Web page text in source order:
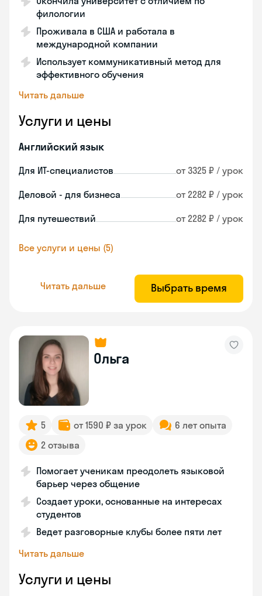
филологии
Проживала в США и работала в
международной компании
Использует коммуникативный метод для
эффективного обучения
Читать дальше
Услуги и цены
Английский язык
Для ИТ-специалистов от 3325 ₽ / урок
Деловой - для бизнеса от 2282 ₽ / урок
Для путешествий от 2282 ₽ / урок
Все услуги и цены (5)
Читать дальше Выбрать время
Ольга
5 от 1590 ₽ за урок
6 лет опыта
2 отзыва
Помогает ученикам преодолеть языковой
барьер через общение
Создает уроки, основанные на интересах
студентов
Ведет разговорные клубы более пяти лет
Читать дальше
Услуги и цены